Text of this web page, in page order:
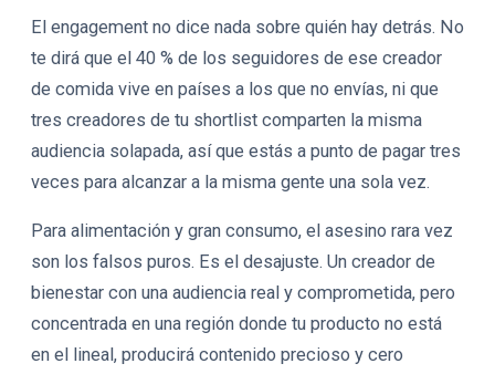
El engagement no dice nada sobre quién hay detrás. No
te dirá que el 40 % de los seguidores de ese creador
de comida vive en países a los que no envías, ni que
tres creadores de tu shortlist comparten la misma
audiencia solapada, así que estás a punto de pagar tres
veces para alcanzar a la misma gente una sola vez.
Para alimentación y gran consumo, el asesino rara vez
son los falsos puros. Es el desajuste. Un creador de
bienestar con una audiencia real y comprometida, pero
concentrada en una región donde tu producto no está
en el lineal, producirá contenido precioso y cero